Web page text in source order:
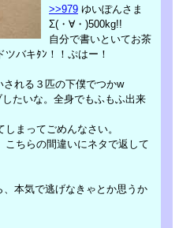
>>979 ゆいぽんさま
Σ(・∀・)500kg!!
自分で書いといてお茶
バキﾀﾝ！！ぷはー！
れる３匹の下僕でつかw
たいな。全身でもふもふ出来
まってごめんなさい。
こちらの間違いにネタで返して
、本気で逃げなきゃとか思うか